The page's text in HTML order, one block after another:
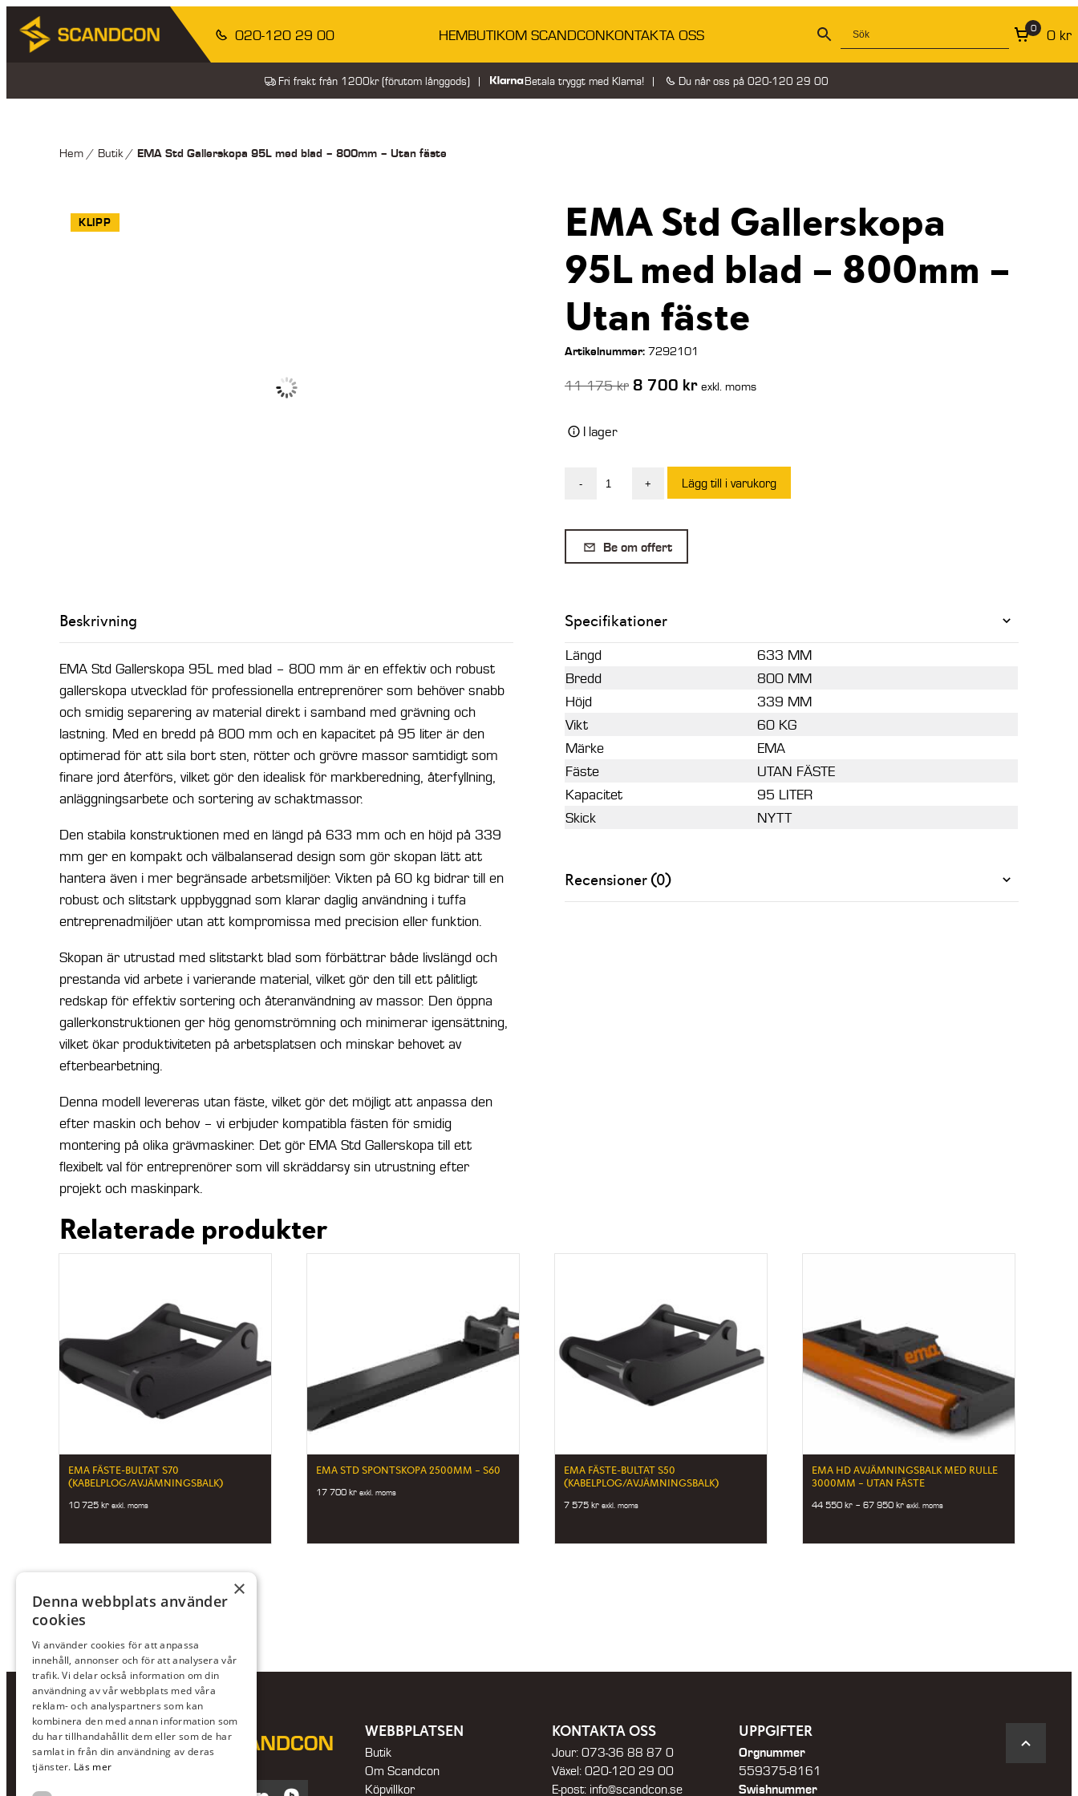
020-120 29 00 HEMBUTIKOM SCANDCONKONTAKTA OSS 0 0 kr
Fri frakt från 1200kr (förutom långgods) Betala tryggt med Klarna! Du når oss på 020-120 29 00
Hem / Butik/EMA Std Gallerskopa 95L med blad – 800mm – Utan fäste
KLIPP
EMA Std Gallerskopa
95L med blad – 800mm –
Utan fäste
Artikelnummer: 7292101
11 175kr Det
175 kr.
8 700 krDet
8
700 kr.
exkl. moms
I lager
-
Gallerskopa
95L
-
800mm
Utan
fäste
mängd
+ Lägg till i varukorg
Be om offert
Beskrivning
EMA Std Gallerskopa 95L med blad – 800 mm är en effektiv och robust
gallerskopa utvecklad för professionella entreprenörer som behöver snabb
och smidig separering av material direkt i samband med grävning och
lastning. Med en bredd på 800 mm och en kapacitet på 95 liter är den
optimerad för att sila bort sten, rötter och grövre massor samtidigt som
finare jord återförs, vilket gör den idealisk för markberedning, återfyllning,
anläggningsarbete och sortering av schaktmassor.
Den stabila konstruktionen med en längd på 633 mm och en höjd på 339
mm ger en kompakt och välbalanserad design som gör skopan lätt att
hantera även i mer begränsade arbetsmiljöer. Vikten på 60 kg bidrar till en
robust och slitstark uppbyggnad som klarar daglig användning i tuffa
entreprenadmiljöer utan att kompromissa med precision eller funktion.
Skopan är utrustad med slitstarkt blad som förbättrar både livslängd och
prestanda vid arbete i varierande material, vilket gör den till ett pålitligt
redskap för effektiv sortering och återanvändning av massor. Den öppna
gallerkonstruktionen ger hög genomströmning och minimerar igensättning,
vilket ökar produktiviteten på arbetsplatsen och minskar behovet av
efterbearbetning.
Denna modell levereras utan fäste, vilket gör det möjligt att anpassa den
efter maskin och behov – vi erbjuder kompatibla fästen för smidig
montering på olika grävmaskiner. Det gör EMA Std Gallerskopa till ett
flexibelt val för entreprenörer som vill skräddarsy sin utrustning efter
projekt och maskinpark.
Specifikationer
Längd
633 MM
Bredd
800 MM
Höjd
339 MM
Vikt
60 KG
Märke
EMA
Fäste
UTAN FÄSTE
Kapacitet
95 LITER
Skick
NYTT
Recensioner (0)
Relaterade produkter
EMA FÄSTE-BULTAT S70
(KABELPLOG/AVJÄMNINGSBALK)
10 725kr exkl. moms
EMA STD SPONTSKOPA 2500MM – S60
17 700kr exkl. moms
EMA FÄSTE-BULTAT S50
(KABELPLOG/AVJÄMNINGSBALK)
7 575kr exkl. moms
EMA HD AVJÄMNINGSBALK MED RULLE
3000MM – UTAN FÄSTE
44 550kr – 67 950krPrice
550 kr
exkl. moms
WEBBPLATSEN
Butik
Om Scandcon
Köpvillkor
KONTAKTA OSS
Jour: 073-36 88 87 0
Växel: 020-120 29 00
E-post: info@scandcon.se
UPPGIFTER
Orgnummer
559375-8161
Swishnummer
×
Denna webbplats använder
cookies
Vi använder cookies för att anpassa
innehåll, annonser och för att analysera vår
trafik. Vi delar också information om din
användning av vår webbplats med våra
reklam- och analyspartners som kan
kombinera den med annan information som
du har tillhandahållit dem eller som de har
samlat in från din användning av deras
tjänster. Läs mer